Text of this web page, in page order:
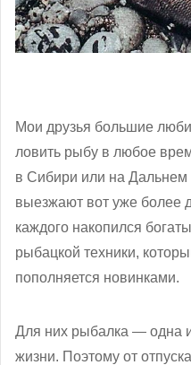
Мои друзья большие
ловить рыбу в любое
в Сибири или на Дальнем
выезжают вот уже более
каждого накопился
рыбацкой техники,
пополняется новинками.
Для них рыбалка — одна
жизни. Поэтому от